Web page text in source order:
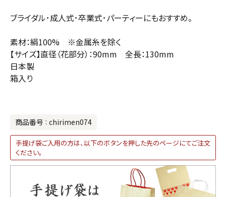
ブライダル･成人式･卒業式･パーティーにもおすすめ。
素材：絹100% ※金属糸を除く
【サイズ】直径（花部分）：90mm 全長：130mm
日本製
箱入り
商品番号 chirimen074
手提げ袋ご入用の方は、以下のボタンを押した先のページにてご注文
ください。